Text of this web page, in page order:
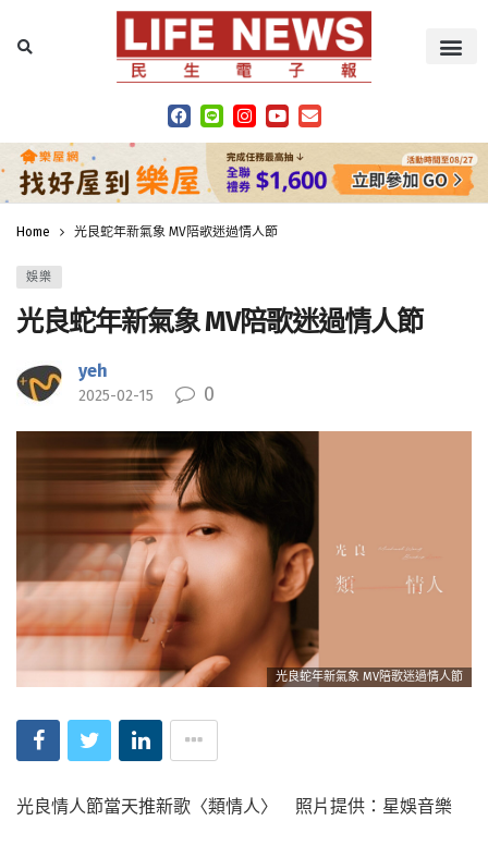
Home 光良蛇年新氣象 MV陪歌迷過情人節
娛樂
光良蛇年新氣象 MV陪歌迷過情人節
yeh
2025-02-15 0
光良蛇年新氣象 MV陪歌迷過情人節
光良情人節當天推新歌〈類情人〉 照片提供：星娛音樂